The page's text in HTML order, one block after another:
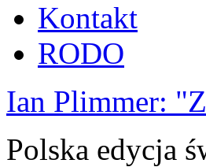
Kontakt
RODO
Ian Plimmer:
Polska edycja